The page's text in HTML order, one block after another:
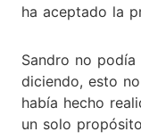
ha aceptado la
Sandro no
diciendo, esto
había hecho
un solo